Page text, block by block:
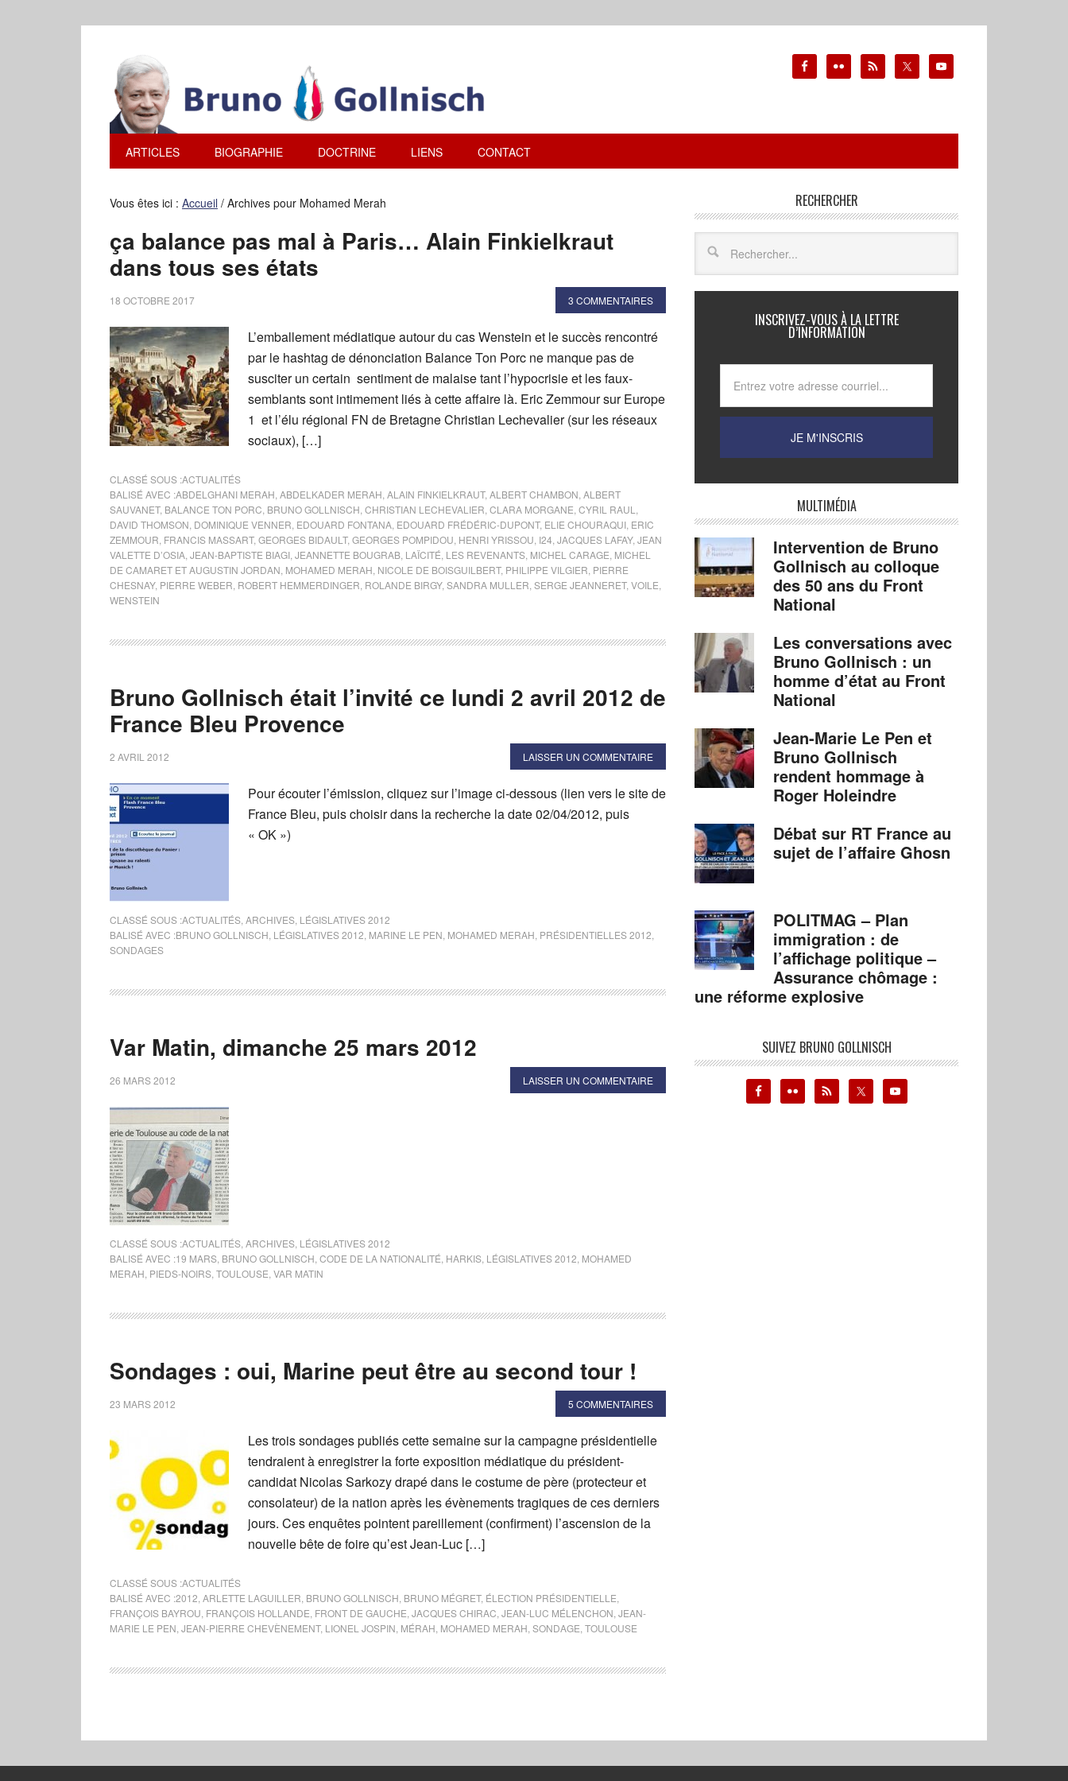
ARTICLES BIOGRAPHIE DOCTRINE LIENS CONTACT
Vous êtes ici : Accueil / Archives pour Mohamed Merah
ça balance pas mal à Paris… Alain Finkielkraut
dans tous ses états
18 OCTOBRE 2017 3 COMMENTAIRES
L’emballement médiatique autour du cas Wenstein et le succès rencontré
par le hashtag de dénonciation Balance Ton Porc ne manque pas de
susciter un certain sentiment de malaise tant l’hypocrisie et les faux-
semblants sont intimement liés à cette affaire là. Eric Zemmour sur Europe
1 et l’élu régional FN de Bretagne Christian Lechevalier (sur les réseaux
sociaux), […]
CLASSÉ SOUS :ACTUALITÉS
BALISÉ AVEC :ABDELGHANI MERAH ABDELKADER MERAH ALAIN FINKIELKRAUT, ALBERT CHAMBON ALBERT
SAUVANET, BALANCE TON PORC BRUNO GOLLNISCH CHRISTIAN LECHEVALIER CLARA MORGANE CYRIL RAUL
DAVID THOMSON DOMINIQUE VENNER EDOUARD FONTANA EDOUARD FRÉDÉRIC-DUPONT, ELIE CHOURAQUI ERIC
ZEMMOUR FRANCIS MASSART, GEORGES BIDAULT, GEORGES POMPIDOU HENRI YRISSOU I24 JACQUES LAFAY, JEAN
VALETTE D’OSIA JEAN-BAPTISTE BIAGI JEANNETTE BOUGRAB LAÏCITÉ LES REVENANTS MICHEL CARAGE MICHEL
DE CAMARET ET AUGUSTIN JORDAN MOHAMED MERAH NICOLE DE BOISGUILBERT, PHILIPPE VILGIER PIERRE
CHESNAY, PIERRE WEBER ROBERT HEMMERDINGER ROLANDE BIRGY, SANDRA MULLER SERGE JEANNERET, VOILE
WENSTEIN
Bruno Gollnisch était l’invité ce lundi 2 avril 2012 de
France Bleu Provence
2 AVRIL 2012 LAISSER UN COMMENTAIRE
Pour écouter l’émission, cliquez sur l’image ci-dessous (lien vers le site de
France Bleu, puis choisir dans la recherche la date 02/04/2012, puis
« OK »)
CLASSÉ SOUS :ACTUALITÉS ARCHIVES LÉGISLATIVES 2012
BALISÉ AVEC :BRUNO GOLLNISCH LÉGISLATIVES 2012 MARINE LE PEN MOHAMED MERAH PRÉSIDENTIELLES 2012
SONDAGES
Var Matin, dimanche 25 mars 2012
26 MARS 2012 LAISSER UN COMMENTAIRE
CLASSÉ SOUS :ACTUALITÉS ARCHIVES LÉGISLATIVES 2012
BALISÉ AVEC :19 MARS BRUNO GOLLNISCH CODE DE LA NATIONALITÉ HARKIS LÉGISLATIVES 2012 MOHAMED
MERAH PIEDS-NOIRS TOULOUSE VAR MATIN
Sondages : oui, Marine peut être au second tour !
23 MARS 2012 5 COMMENTAIRES
Les trois sondages publiés cette semaine sur la campagne présidentielle
tendraient à enregistrer la forte exposition médiatique du président-
candidat Nicolas Sarkozy drapé dans le costume de père (protecteur et
consolateur) de la nation après les évènements tragiques de ces derniers
jours. Ces enquêtes pointent pareillement (confirment) l’ascension de la
nouvelle bête de foire qu’est Jean-Luc […]
CLASSÉ SOUS :ACTUALITÉS
BALISÉ AVEC :2012 ARLETTE LAGUILLER BRUNO GOLLNISCH BRUNO MÉGRET, ÉLECTION PRÉSIDENTIELLE
FRANÇOIS BAYROU FRANÇOIS HOLLANDE FRONT DE GAUCHE JACQUES CHIRAC JEAN-LUC MÉLENCHON JEAN-
MARIE LE PEN JEAN-PIERRE CHEVÈNEMENT, LIONEL JOSPIN MÉRAH MOHAMED MERAH SONDAGE TOULOUSE
RECHERCHER
INSCRIVEZ-VOUS À LA LETTRE
D’INFORMATION
MULTIMÉDIA
Intervention de Bruno
Gollnisch au colloque
des 50 ans du Front
National
Les conversations avec
Bruno Gollnisch : un
homme d’état au Front
National
Jean-Marie Le Pen et
Bruno Gollnisch
rendent hommage à
Roger Holeindre
Débat sur RT France au
sujet de l’affaire Ghosn
POLITMAG – Plan
immigration : de
l’affichage politique –
Assurance chômage :
une réforme explosive
SUIVEZ BRUNO GOLLNISCH